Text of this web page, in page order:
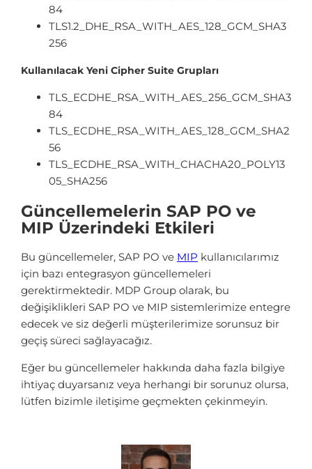
84
TLS1.2_DHE_RSA_WITH_AES_128_GCM_SHA3
256
Kullanılacak Yeni Cipher Suite Grupları
TLS_ECDHE_RSA_WITH_AES_256_GCM_SHA3
84
TLS_ECDHE_RSA_WITH_AES_128_GCM_SHA2
56
TLS_ECDHE_RSA_WITH_CHACHA20_POLY13
05_SHA256
Güncellemelerin SAP PO ve
MIP Üzerindeki Etkileri
Bu güncellemeler, SAP PO ve MIP kullanıcılarımız
için bazı entegrasyon güncellemeleri
gerektirmektedir. MDP Group olarak, bu
değişiklikleri SAP PO ve MIP sistemlerimize entegre
edecek ve siz değerli müşterilerimize sorunsuz bir
geçiş süreci sağlayacağız.
Eğer bu güncellemeler hakkında daha fazla bilgiye
ihtiyaç duyarsanız veya herhangi bir sorunuz olursa,
lütfen bizimle iletişime geçmekten çekinmeyin.